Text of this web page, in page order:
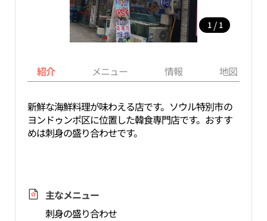
1 / 1
紹介 メニュー 情報 地図
新鮮な海鮮料理が味わえる店です。ソウル特別市の
ヨンドゥンポ区に位置した韓食専門店です。おすす
めは刺身の盛り合わせです。
主なメニュー
刺身の盛り合わせ